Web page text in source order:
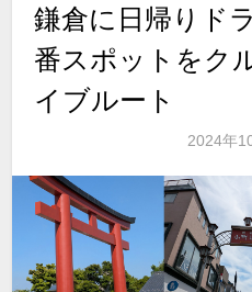
鎌倉に日帰りド
番スポットをク
イブルート
2024年